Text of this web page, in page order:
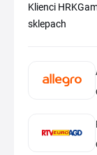
Klienci
sklepach